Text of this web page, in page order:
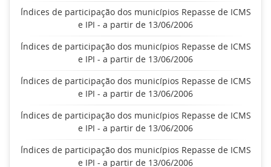
Índices de participação dos municípios Repasse de ICMS
e IPI - a partir de 13/06/2006
Índices de participação dos municípios Repasse de ICMS
e IPI - a partir de 13/06/2006
Índices de participação dos municípios Repasse de ICMS
e IPI - a partir de 13/06/2006
Índices de participação dos municípios Repasse de ICMS
e IPI - a partir de 13/06/2006
Índices de participação dos municípios Repasse de ICMS
e IPI - a partir de 13/06/2006